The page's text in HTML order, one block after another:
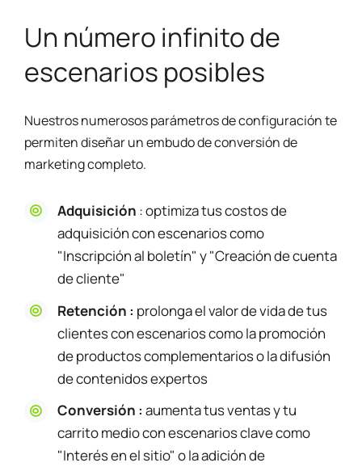
Un número infinito de
escenarios posibles
Nuestros numerosos parámetros de configuraciónte
permiten diseñar un embudo de conversión de
marketing completo.
Adquisición : optimiza tus costos de
adquisición con escenarios como
"Inscripción al boletín" y "Creación de cuenta
de cliente"
Retención : prolonga el valor de vida de tus
clientes con escenarios como la promoción
de productos complementarios o la difusión
de contenidos expertos
Conversión : aumenta tus ventas y tu
carrito medio con escenarios clave como
"Interés en el sitio" o la adición de